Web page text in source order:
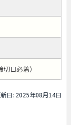
日必着）
日: 2025年08月14日